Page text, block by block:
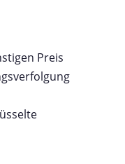
Preis